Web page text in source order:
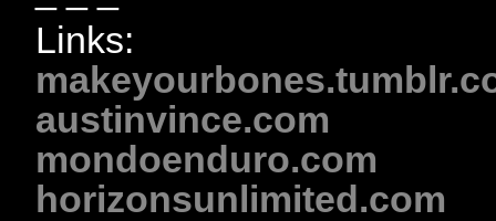
Links:
austinvince.com
mondoenduro.com
horizonsunlimited.com